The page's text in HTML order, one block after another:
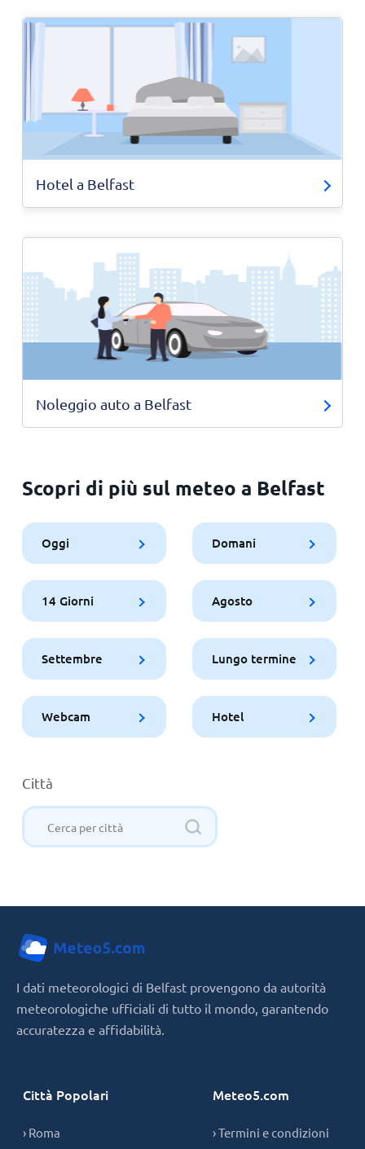
Hotel a Belfast
Noleggio auto a Belfast
Scopri di più sul meteo a Belfast
Oggi Domani
14 Giorni Agosto
Settembre Lungo termine
Webcam Hotel
Città
I dati meteorologici di Belfast provengono da autorità
meteorologiche ufficiali di tutto il mondo, garantendo
accuratezza e affidabilità.
Città Popolari
› Roma
Meteo5.com
› Termini e condizioni